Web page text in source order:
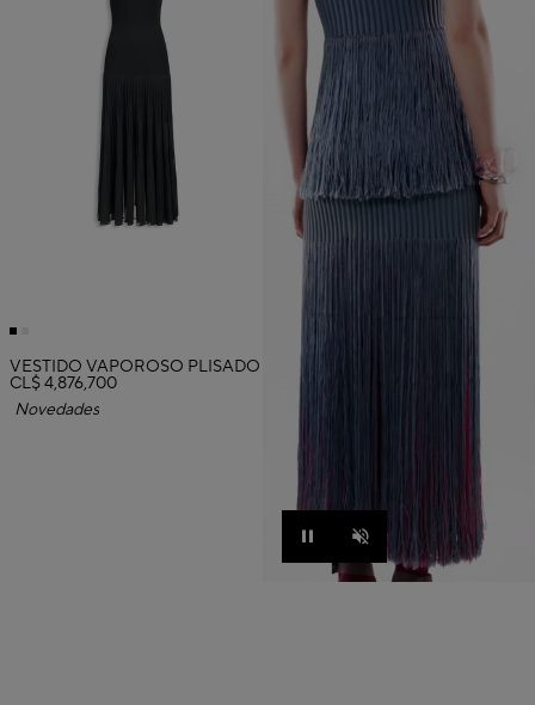
VESTIDO VAPOROSO PLISADO
CL$ 4,876,700
Novedades
Pause Unmute